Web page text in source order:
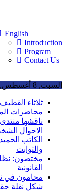
English
Introduction
Program
Contact Us
السبت, 8 أغسطس, 2026
ثلاثاء
محاضرات
ناقشها
الاحوال
الكاتب
والثوابت
مختصون:
القانونية
محامون في
شكل نقلة